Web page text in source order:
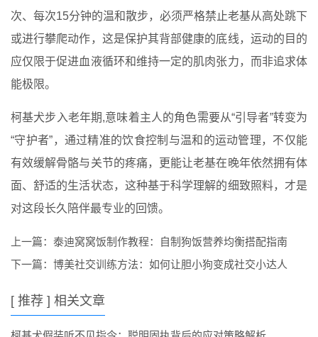
次、每次15分钟的温和散步，必须严格禁止老基从高处跳下
或进行攀爬动作，这是保护其背部健康的底线，运动的目的
应仅限于促进血液循环和维持一定的肌肉张力，而非追求体
能极限。
柯基犬步入老年期,意味着主人的角色需要从“引导者”转变为
“守护者”，通过精准的饮食控制与温和的运动管理，不仅能
有效缓解骨骼与关节的疼痛，更能让老基在晚年依然拥有体
面、舒适的生活状态，这种基于科学理解的细致照料，才是
对这段长久陪伴最专业的回馈。
上一篇： 泰迪窝窝饭制作教程：自制狗饭营养均衡搭配指南
下一篇： 博美社交训练方法：如何让胆小狗变成社交小达人
[ 推荐 ] 相关文章